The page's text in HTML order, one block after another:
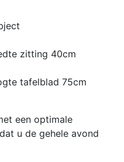
zitting 40cm
tafelblad 75cm
een optimale
u de gehele avond